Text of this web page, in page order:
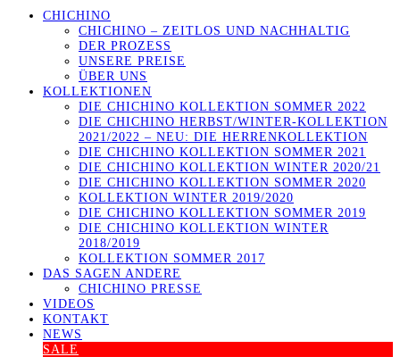
CHICHINO
CHICHINO – ZEITLOS UND NACHHALTIG
DER PROZESS
UNSERE PREISE
ÜBER UNS
KOLLEKTIONEN
DIE CHICHINO KOLLEKTION SOMMER 2022
DIE CHICHINO HERBST/WINTER-KOLLEKTION
2021/2022 – NEU: DIE HERRENKOLLEKTION
DIE CHICHINO KOLLEKTION SOMMER 2021
DIE CHICHINO KOLLEKTION WINTER 2020/21
DIE CHICHINO KOLLEKTION SOMMER 2020
KOLLEKTION WINTER 2019/2020
DIE CHICHINO KOLLEKTION SOMMER 2019
DIE CHICHINO KOLLEKTION WINTER
2018/2019
KOLLEKTION SOMMER 2017
DAS SAGEN ANDERE
CHICHINO PRESSE
VIDEOS
KONTAKT
NEWS
SALE